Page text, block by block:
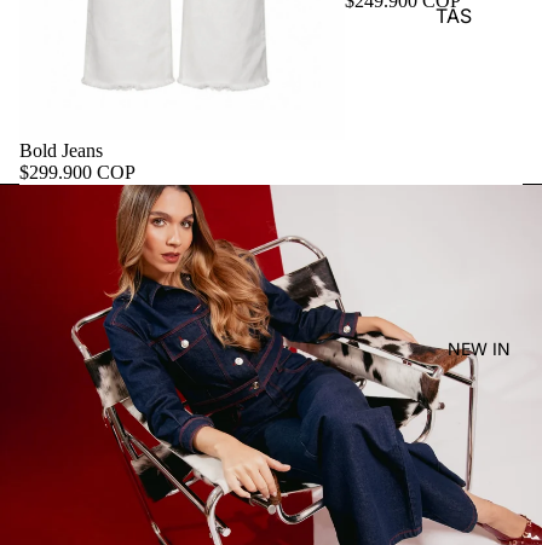
TAS
NEW IN
Bold Jeans
$299.900 COP